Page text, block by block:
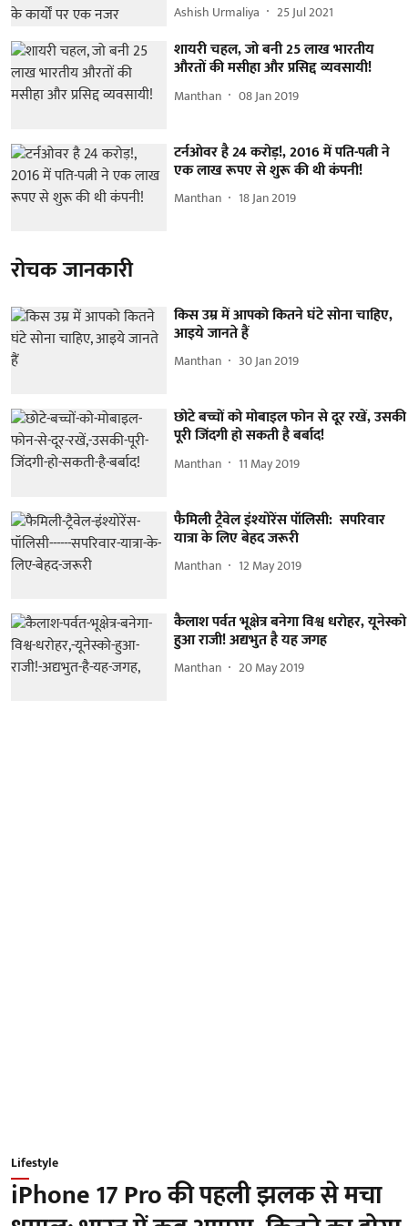
Ashish Urmaliya 25 Jul 2021
शायरी चहल, जो बनी 25 लाख भारतीय
औरतों की मसीहा और प्रसिद्द व्यवसायी!
Manthan 08 Jan 2019
टर्नओवर है 24 करोड़!, 2016 में पति-पत्नी ने
एक लाख रूपए से शुरू की थी कंपनी!
Manthan 18 Jan 2019
रोचक जानकारी
किस उम्र में आपको कितने घंटे सोना चाहिए,
आइये जानते हैं
Manthan 30 Jan 2019
छोटे बच्चों को मोबाइल फोन से दूर रखें, उसकी
पूरी जिंदगी हो सकती है बर्बाद!
Manthan 11 May 2019
फैमिली ट्रैवेल इंश्योरेंस पॉलिसी: सपरिवार
यात्रा के लिए बेहद जरूरी
Manthan 12 May 2019
कैलाश पर्वत भूक्षेत्र बनेगा विश्व धरोहर, यूनेस्को
हुआ राजी! अद्यभुत है यह जगह
Manthan 20 May 2019
Lifestyle
iPhone 17 Pro की पहली झलक से मचा